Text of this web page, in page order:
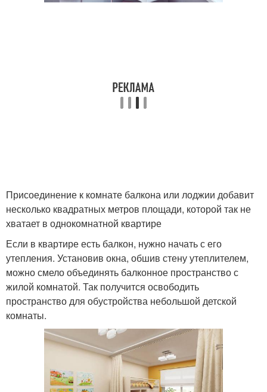
Присоединение к комнате балкона или лоджии добавит
несколько квадратных метров площади, которой так не
хватает в однокомнатной квартире
Если в квартире есть балкон, нужно начать с его
утепления. Установив окна, обшив стену утеплителем,
можно смело объединять балконное пространство с
жилой комнатой. Так получится освободить
пространство для обустройства небольшой детской
комнаты.